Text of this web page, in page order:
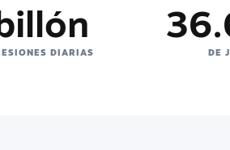
DIARIAS DE